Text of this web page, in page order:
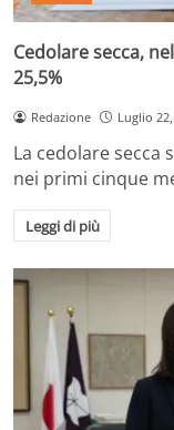
Cedolare secca,
25,5%
Redazione Luglio
La cedolare
nei primi cinque
Leggi di più